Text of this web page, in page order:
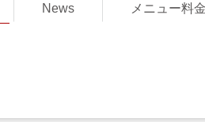
News メニュー料